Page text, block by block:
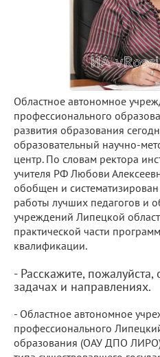
Областное автономное
профессионального
развития образования
образовательный научно-
центр. По словам ректора
учителя РФ Любови
обобщен и
работы лучших педагогов и
учреждений Липецкой
практической части
квалификации.
- Расскажите, пожалуйста,
задачах и направлениях.
- Областное автономное
профессионального
образования (ОАУ ДПО